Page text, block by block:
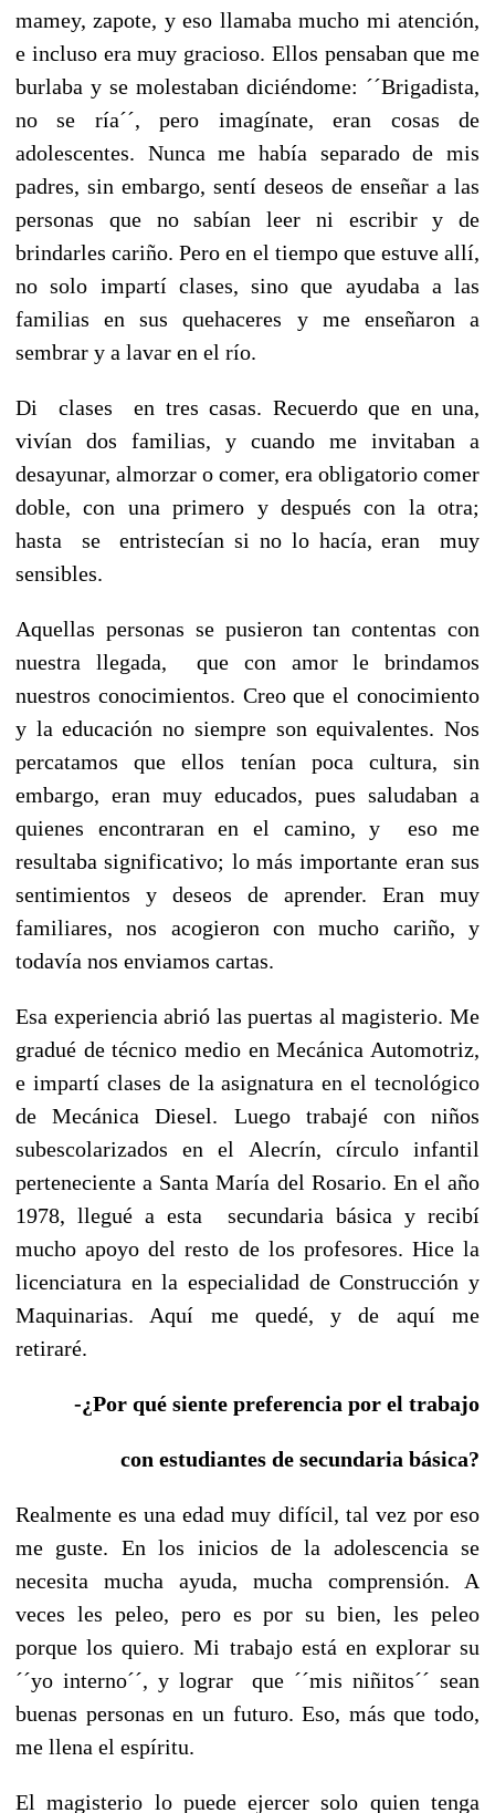
mamey, zapote, y eso llamaba mucho mi atención,
e incluso era muy gracioso. Ellos pensaban que me
burlaba y se molestaban diciéndome: ´´Brigadista,
no se ría´´, pero imagínate, eran cosas de
adolescentes. Nunca me había separado de mis
padres, sin embargo, sentí deseos de enseñar a las
personas que no sabían leer ni escribir y de
brindarles cariño. Pero en el tiempo que estuve allí,
no solo impartí clases, sino que ayudaba a las
familias en sus quehaceres y me enseñaron a
sembrar y a lavar en el río.
Di clases en tres casas. Recuerdo que en una,
vivían dos familias, y cuando me invitaban a
desayunar, almorzar o comer, era obligatorio comer
doble, con una primero y después con la otra;
hasta se entristecían si no lo hacía, eran muy
sensibles.
Aquellas personas se pusieron tan contentas con
nuestra llegada, que con amor le brindamos
nuestros conocimientos. Creo que el conocimiento
y la educación no siempre son equivalentes. Nos
percatamos que ellos tenían poca cultura, sin
embargo, eran muy educados, pues saludaban a
quienes encontraran en el camino, y eso me
resultaba significativo; lo más importante eran sus
sentimientos y deseos de aprender. Eran muy
familiares, nos acogieron con mucho cariño, y
todavía nos enviamos cartas.
Esa experiencia abrió las puertas al magisterio. Me
gradué de técnico medio en Mecánica Automotriz,
e impartí clases de la asignatura en el tecnológico
de Mecánica Diesel. Luego trabajé con niños
subescolarizados en el Alecrín, círculo infantil
perteneciente a Santa María del Rosario. En el año
1978, llegué a esta secundaria básica y recibí
mucho apoyo del resto de los profesores. Hice la
licenciatura en la especialidad de Construcción y
Maquinarias. Aquí me quedé, y de aquí me
retiraré.
-¿Por qué siente preferencia por el trabajo
con estudiantes de secundaria básica?
Realmente es una edad muy difícil, tal vez por eso
me guste. En los inicios de la adolescencia se
necesita mucha ayuda, mucha comprensión. A
veces les peleo, pero es por su bien, les peleo
porque los quiero. Mi trabajo está en explorar su
´´yo interno´´, y lograr que ´´mis niñitos´´ sean
buenas personas en un futuro. Eso, más que todo,
me llena el espíritu.
El magisterio lo puede ejercer solo quien tenga